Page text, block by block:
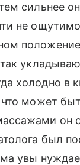
сильнее
не
холодно в
может
он
был
увы